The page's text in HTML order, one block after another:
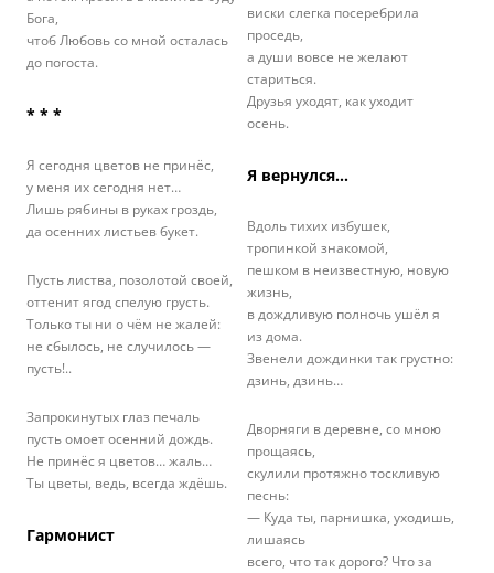
Бога,
чтоб Любовь со мной осталась
до погоста.
* * *
Я сегодня цветов не принёс,
у меня их сегодня нет…
Лишь рябины в руках гроздь,
да осенних листьев букет.
Пусть листва, позолотой своей,
оттенит ягод спелую грусть.
Только ты ни о чём не жалей:
не сбылось, не случилось —
пусть!..
Запрокинутых глаз печаль
пусть омоет осенний дождь.
Не принёс я цветов… жаль…
Ты цветы, ведь, всегда ждёшь.
Гармонист
виски слегка посеребрила
проседь,
а души вовсе не желают
стариться.
Друзья уходят, как уходит
осень.
Я вернулся…
Вдоль тихих избушек,
тропинкой знакомой,
пешком в неизвестную, новую
жизнь,
в дождливую полночь ушёл я
из дома.
Звенели дождинки так грустно:
дзинь, дзинь…
Дворняги в деревне, со мною
прощаясь,
скулили протяжно тоскливую
песнь:
— Куда ты, парнишка, уходишь,
лишаясь
всего, что так дорого? Что за